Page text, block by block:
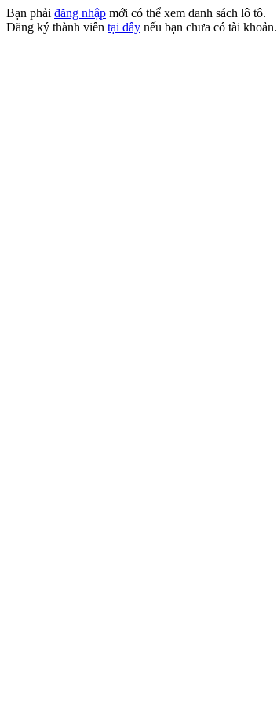
Bạn phải đăng nhập mới có thể xem danh sách lô tô.
Đăng ký thành viên tại đây nếu bạn chưa có tài khoản.